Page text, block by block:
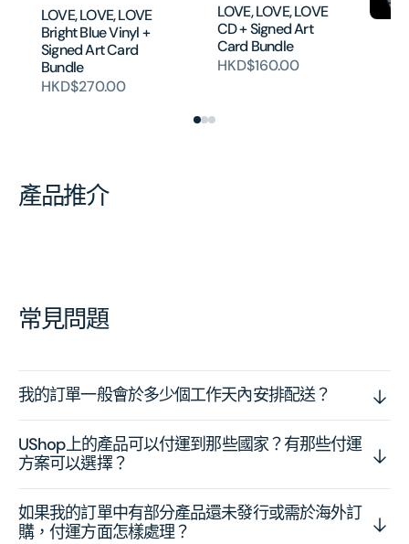
LOVE, LOVE, LOVE
Bright Blue Vinyl +
Signed Art Card
Bundle
HKD$270.00
LOVE, LOVE, LOVE
CD + Signed Art
Card Bundle
HKD$160.00
產品推介
常見問題
我的訂單一般會於多少個工作天內安排配送？
UShop上的產品可以付運到那些國家？有那些付運
方案可以選擇？
如果我的訂單中有部分產品還未發行或需於海外訂
購，付運方面怎樣處理？